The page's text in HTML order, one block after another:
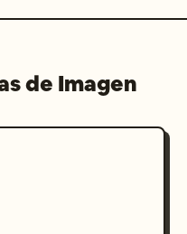
de Imagen